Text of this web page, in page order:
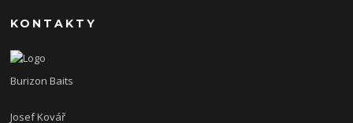
KONTAKTY
Burizon Baits
Josef Kovář